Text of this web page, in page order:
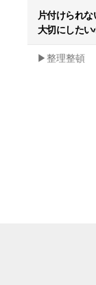
片付けられ
大切にした
▶︎整理整頓